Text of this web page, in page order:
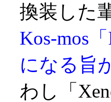
換装した
Kos-mos
になる旨
わし「